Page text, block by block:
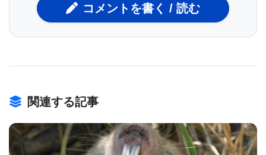
れ、残りの半分は距離または接触の呼び出しで評価
配置し、報酬システムの一部として音を聞かせた。
れらの鳥の明確な発声のいくつかの異なる表現を聞
かせ、それらを記憶することにより訓練することだ
った。
コメントを書く / 読む
関連する記事